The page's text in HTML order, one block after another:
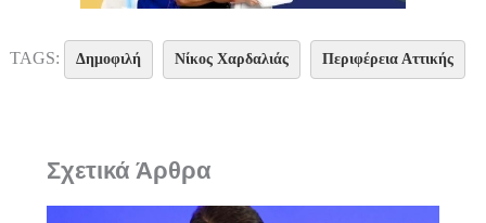
TAGS: Δημοφιλή Νίκος Χαρδαλιάς Περιφέρεια Αττικής
Σχετικά Άρθρα